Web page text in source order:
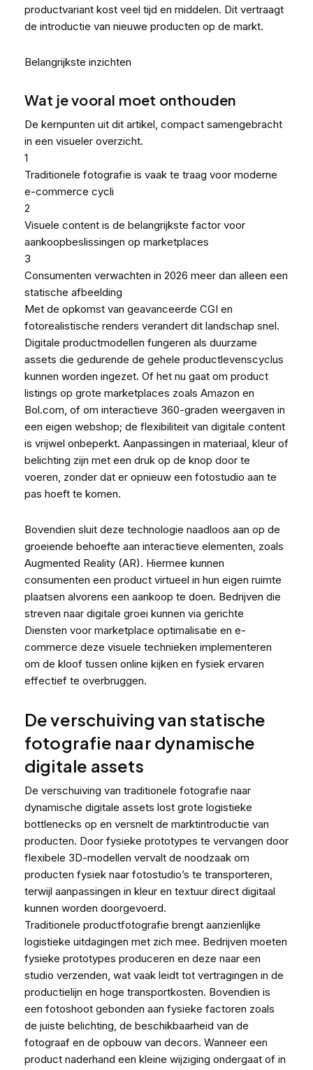
productvariant kost veel tijd en middelen. Dit vertraagt
de introductie van nieuwe producten op de markt.
Belangrijkste inzichten
Wat je vooral moet onthouden
De kernpunten uit dit artikel, compact samengebracht
in een visueler overzicht.
1
Traditionele fotografie is vaak te traag voor moderne
e-commerce cycli
2
Visuele content is de belangrijkste factor voor
aankoopbeslissingen op marketplaces
3
Consumenten verwachten in 2026 meer dan alleen een
statische afbeelding
Met de opkomst van geavanceerde CGI en
fotorealistische renders verandert dit landschap snel.
Digitale productmodellen fungeren als duurzame
assets die gedurende de gehele productlevenscyclus
kunnen worden ingezet. Of het nu gaat om product
listings op grote marketplaces zoals Amazon en
Bol.com, of om interactieve 360-graden weergaven in
een eigen webshop; de flexibiliteit van digitale content
is vrijwel onbeperkt. Aanpassingen in materiaal, kleur of
belichting zijn met een druk op de knop door te
voeren, zonder dat er opnieuw een fotostudio aan te
pas hoeft te komen.
Bovendien sluit deze technologie naadloos aan op de
groeiende behoefte aan interactieve elementen, zoals
Augmented Reality (AR). Hiermee kunnen
consumenten een product virtueel in hun eigen ruimte
plaatsen alvorens een aankoop te doen. Bedrijven die
streven naar digitale groei kunnen via gerichte
Diensten voor marketplace optimalisatie en e-
commerce deze visuele technieken implementeren
om de kloof tussen online kijken en fysiek ervaren
effectief te overbruggen.
De verschuiving van statische
fotografie naar dynamische
digitale assets
De verschuiving van traditionele fotografie naar
dynamische digitale assets lost grote logistieke
bottlenecks op en versnelt de marktintroductie van
producten. Door fysieke prototypes te vervangen door
flexibele 3D-modellen vervalt de noodzaak om
producten fysiek naar fotostudio’s te transporteren,
terwijl aanpassingen in kleur en textuur direct digitaal
kunnen worden doorgevoerd.
Traditionele productfotografie brengt aanzienlijke
logistieke uitdagingen met zich mee. Bedrijven moeten
fysieke prototypes produceren en deze naar een
studio verzenden, wat vaak leidt tot vertragingen in de
productielijn en hoge transportkosten. Bovendien is
een fotoshoot gebonden aan fysieke factoren zoals
de juiste belichting, de beschikbaarheid van de
fotograaf en de opbouw van decors. Wanneer een
product naderhand een kleine wijziging ondergaat of in